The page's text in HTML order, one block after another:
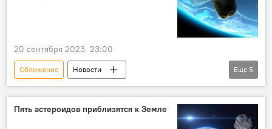
20 сентября 2023, 23:00
Сближение
Новости
Аэрокосмическое агентство США
Земля
Астероид
Предупреждение угроза
Еще 5
Пять астероидов приблизятся к Земле